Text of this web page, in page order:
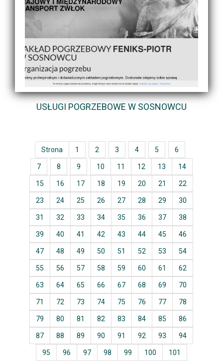
USŁUGI POGRZEBOWE W SOSNOWCU
Strona 1 2 3 4 5 6
7 8 9 10 11 12 13 14
15 16 17 18 19 20 21 22
23 24 25 26 27 28 29 30
31 32 33 34 35 36 37 38
39 40 41 42 43 44 45 46
47 48 49 50 51 52 53 54
55 56 57 58 59 60 61 62
63 64 65 66 67 68 69 70
71 72 73 74 75 76 77 78
79 80 81 82 83 84 85 86
87 88 89 90 91 92 93 94
95 96 97 98 99 100 101